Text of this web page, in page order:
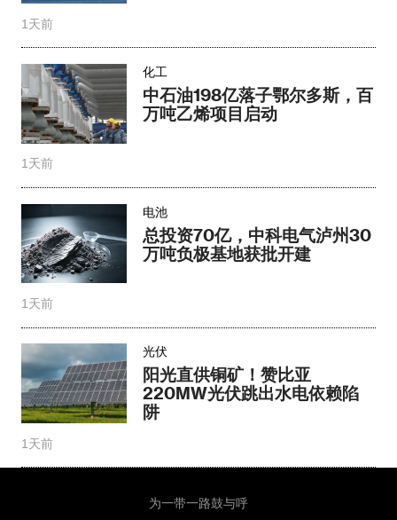
1天前
化工
中石油198亿落子鄂尔多斯，百
万吨乙烯项目启动
1天前
电池
总投资70亿，中科电气泸州30
万吨负极基地获批开建
1天前
光伏
阳光直供铜矿！赞比亚
220MW光伏跳出水电依赖陷
阱
1天前
为一带一路鼓与呼